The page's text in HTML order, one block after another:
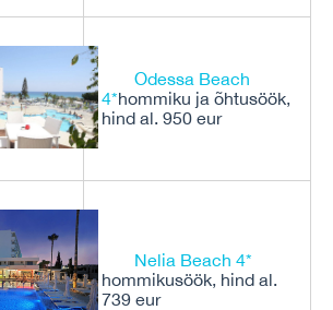
Odessa Beach
4*hommiku ja õhtusöök,
hind al. 950 eur
Nelia Beach 4*
hommikusöök, hind al.
739 eur